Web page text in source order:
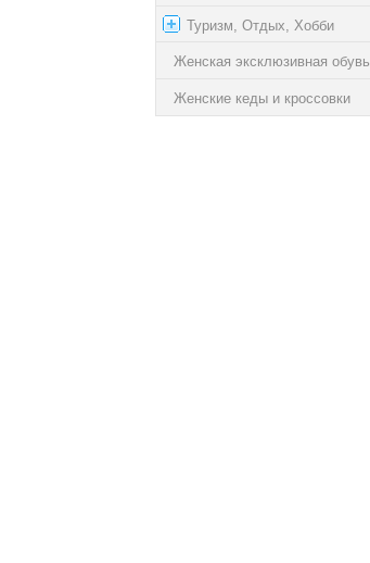
Туризм, Отдых, Хобби
Женская эксклюзивная обувь
Женские кеды и кроссовки